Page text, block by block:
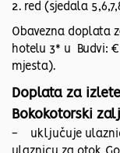
2. red (sjedala
Obavezna doplata
hotelu 3* u Budvi:
mjesta).
Doplata za
Bokokotorski
- uključuje